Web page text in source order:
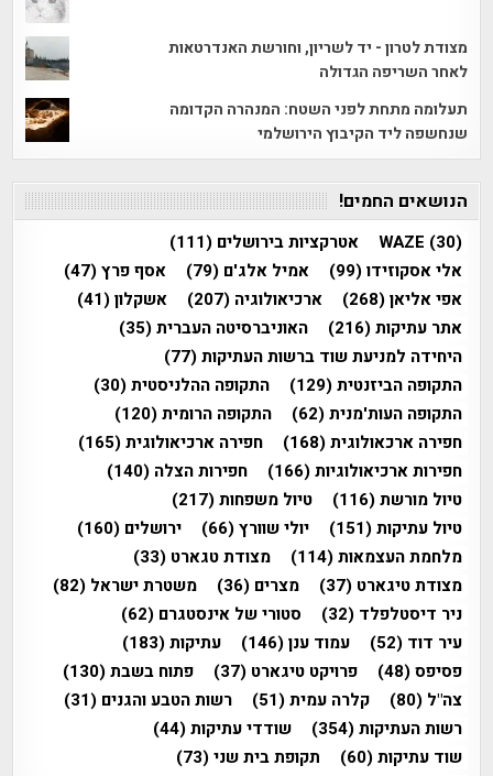
מצודת לטרון - יד לשריון, וחורשת האנדרטאות
לאחר השריפה הגדולה
תעלומה מתחת לפני השטח: המנהרה הקדומה
שנחשפה ליד הקיבוץ הירושלמי
הנושאים החמים!
WAZE (30) אטרקציות בירושלים (111)
אלי אסקוזידו(99) אמיל אלג'ם (79) אסף פרץ(47)
אפי אליאן(268) ארכיאולוגיה (207) אשקלון(41)
אתר עתיקות(216) האוניברסיטה העברית(35)
היחידה למניעת שוד ברשות העתיקות(77)
התקופה הביזנטית(129) התקופה ההלניסטית(30)
התקופה העות'מנית(62) התקופה הרומית(120)
חפירה ארכאולוגית(168) חפירה ארכיאולוגית(165)
חפירות ארכיאולוגיות(166) חפירות הצלה (140)
טיול מורשת(116) טיול משפחות(217)
טיול עתיקות(151) יולי שוורץ(66) ירושלים (160)
מלחמת העצמאות(114) מצודת טגארט (33)
מצודת טיגארט (37) מצרים (36) משטרת ישראל (82)
ניר דיסטלפלד (32) סטורי של אינסטגרם (62)
עיר דוד (52) עמוד ענן(146) עתיקות(183)
פסיפס(48) פרויקט טיגארט (37) פתוח בשבת(130)
צה"ל (80) קלרה עמית(51) רשות הטבע והגנים (31)
רשות העתיקות(354) שודדי עתיקות(44)
שוד עתיקות(60) תקופת בית שני(73)